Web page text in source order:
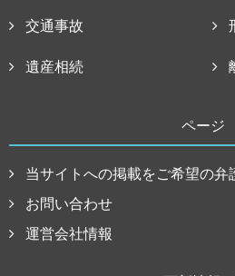
交通事故
遺産相続
ページ
当サイトへの掲載をご希望の弁
お問い合わせ
運営会社情報